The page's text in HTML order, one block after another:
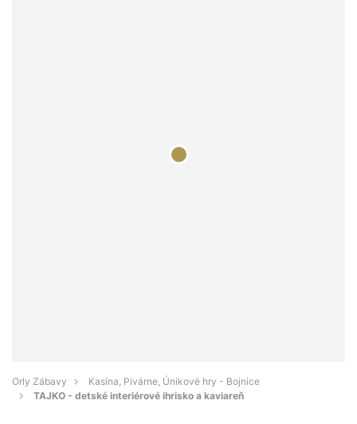
Orly Zábavy
Kasína, Pivárne, Únikové hry - Bojnice
TAJKO - detské interiérové ihrisko a kaviareň